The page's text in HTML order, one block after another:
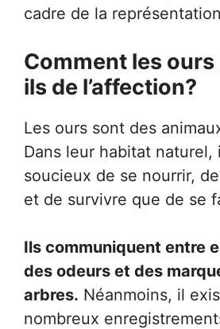
cadre de la
Comment les
ils de l’affection?
Les ours sont des
Dans leur habitat naturel,
soucieux de se nourrir,
et de survivre que de se
Ils communiquent entre
des odeurs et des
arbres. Néanmoins, il
nombreux